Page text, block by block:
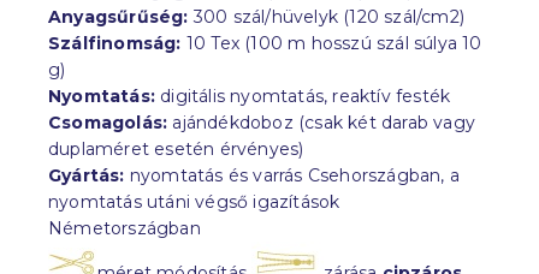
Anyagsűrűség: 300 szál/hüvelyk (120 szál/cm2)
Szálfinomság: 10 Tex (100 m hosszú szál súlya 10
g)
Nyomtatás: digitális nyomtatás, reaktív festék
Csomagolás: ajándékdoboz (csak két darab vagy
duplaméret esetén érvényes)
Gyártás: nyomtatás és varrás Csehországban, a
nyomtatás utáni végső igazítások
Németországban